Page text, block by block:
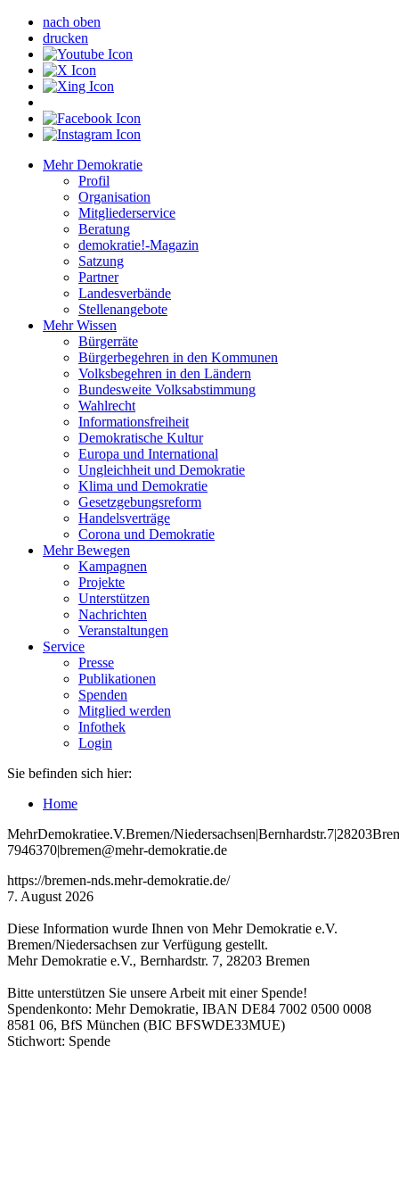
nach oben
drucken
Mehr Demokratie
Profil
Organisation
Mitgliederservice
Beratung
demokratie!-Magazin
Satzung
Partner
Landesverbände
Stellenangebote
Mehr Wissen
Bürgerräte
Bürgerbegehren in den Kommunen
Volksbegehren in den Ländern
Bundesweite Volksabstimmung
Wahlrecht
Informationsfreiheit
Demokratische Kultur
Europa und International
Ungleichheit und Demokratie
Klima und Demokratie
Gesetzgebungsreform
Handelsverträge
Corona und Demokratie
Mehr Bewegen
Kampagnen
Projekte
Unterstützen
Nachrichten
Veranstaltungen
Service
Presse
Publikationen
Spenden
Mitglied werden
Infothek
Login
Sie befinden sich hier:
Home
MehrDemokratiee.V.Bremen/Niedersachsen|Bernhardstr.7|28203
7946370|bremen@mehr-demokratie.de
https://bremen-nds.mehr-demokratie.de/
7. August 2026
Diese Information wurde Ihnen von Mehr Demokratie e.V.
Bremen/Niedersachsen zur Verfügung gestellt.
Mehr Demokratie e.V., Bernhardstr. 7, 28203 Bremen
Bitte unterstützen Sie unsere Arbeit mit einer Spende!
Spendenkonto: Mehr Demokratie, IBAN DE84 7002 0500 0008
8581 06, BfS München (BIC BFSWDE33MUE)
Stichwort: Spende